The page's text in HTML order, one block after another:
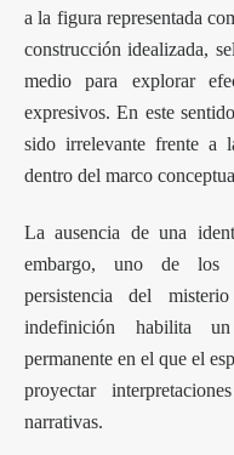
a la figura representada
construcción idealizada,
medio para explorar
expresivos. En este
sido irrelevante frente a
dentro del marco
La ausencia de una
embargo, uno de los
persistencia del
indefinición habilita
permanente en el que el
proyectar
narrativas.